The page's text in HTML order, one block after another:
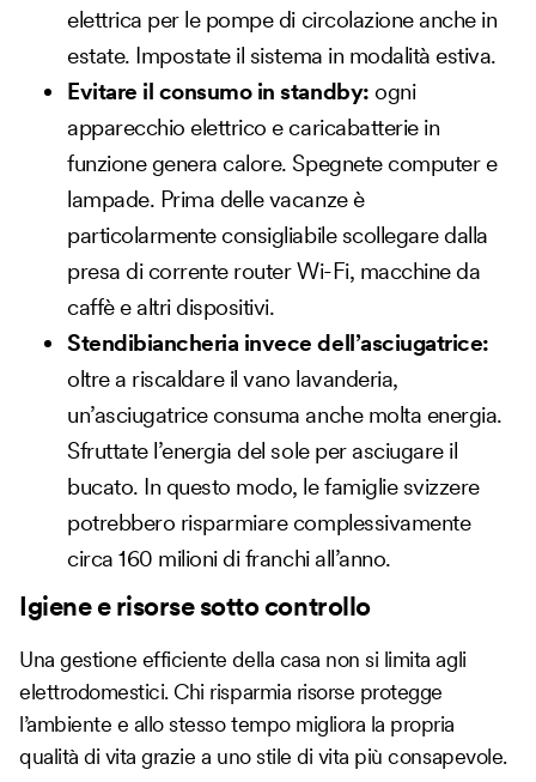
elettrica per le pompe di circolazione anche in
estate. Impostate il sistema in modalità estiva.
Evitare il consumo in standby:ogni
apparecchio elettrico e caricabatterie in
funzione genera calore. Spegnete computer e
lampade. Prima delle vacanze è
particolarmente consigliabile scollegare dalla
presa di corrente router Wi-Fi, macchine da
caffè e altri dispositivi.
Stendibiancheria invece dell’asciugatrice:
oltre a riscaldare il vano lavanderia,
un’asciugatrice consuma anche molta energia.
Sfruttate l’energia del sole per asciugare il
bucato. In questo modo, le famiglie svizzere
potrebbero risparmiare complessivamente
circa 160 milioni di franchi all’anno.
Igiene e risorse sotto controllo
Una gestione efficiente della casa non si limita agli
elettrodomestici. Chi risparmia risorse protegge
l’ambiente e allo stesso tempo migliora la propria
qualità di vita grazie a uno stile di vita più consapevole.